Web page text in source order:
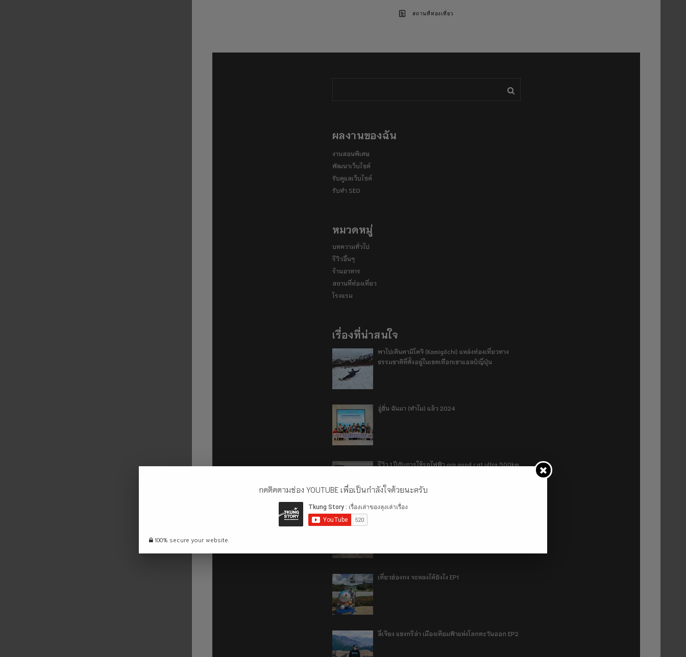
สถานที่ท่องเที่ยว
ผลงานของฉัน
งานสอนพิเศษ
พัฒนาเว็บไซต์
รับดูแลเว็บไซต์
รับทำ SEO
หมวดหมู่
บทความทั่วไป
รีวิวอื่นๆ
ร้านอาหาร
สถานที่ท่องเที่ยว
โรงแรม
เรื่องที่น่าสนใจ
พาไปเดินคามิโคจิ (Kamigōchi) แหล่งท่องเที่ยวทาง
ธรรมชาติที่ตั้งอยู่ในเขตเทือกเขาแอลป์ญี่ปุ่น
อู่ฮั่น ฉันมา (ทำไม) แล้ว 2024
รีวิว 1 ปีกับการใช้รถไฟฟ้า ora good cat ultra 500km
เที่ยวฮ่องกง จะหลงได้ยังไง EP1
ลี่เจียง แชงกรีล่า เมืองเทียมฟ้าแห่งโลกตะวันออก EP2
กดติดตามช่อง YOUTUBE เพื่อเป็นกำลังใจด้วยนะครับ
100% secure your website.